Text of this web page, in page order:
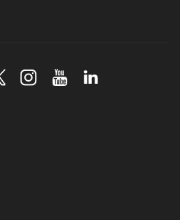
robótica FIRST 2026! (video)